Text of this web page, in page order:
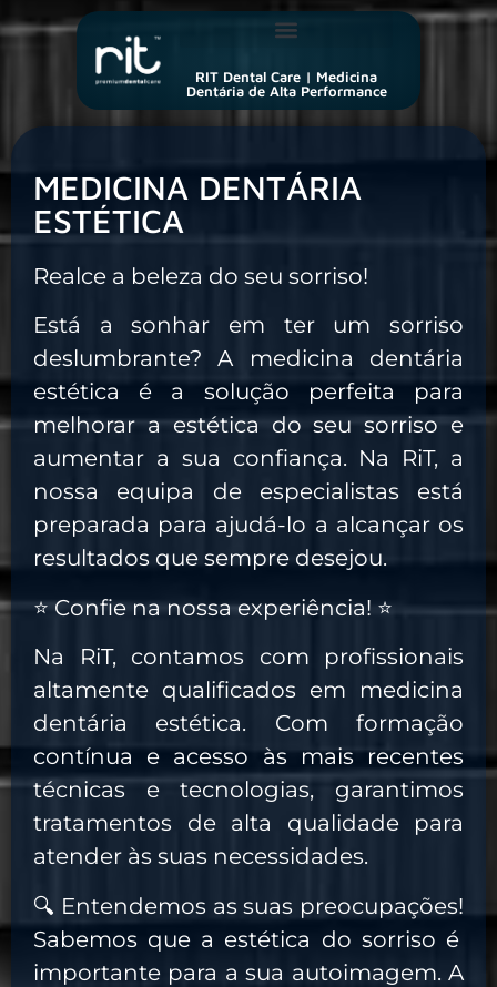
RIT Dental Care | Medicina
Dentária de Alta Performance
MEDICINA DENTÁRIA
ESTÉTICA
Realce a beleza do seu sorriso!
Está a sonhar em ter um sorriso
deslumbrante? A medicina dentária
estética é a solução perfeita para
melhorar a estética do seu sorriso e
aumentar a sua confiança. Na RiT, a
nossa equipa de especialistas está
preparada para ajudá-lo a alcançar os
resultados que sempre desejou.
⭐ Confie na nossa experiência! ⭐
Na RiT, contamos com profissionais
altamente qualificados em medicina
dentária estética. Com formação
contínua e acesso às mais recentes
técnicas e tecnologias, garantimos
tratamentos de alta qualidade para
atender às suas necessidades.
🔍 Entendemos as suas preocupações!
Sabemos que a estética do sorriso é
importante para a sua autoimagem. A